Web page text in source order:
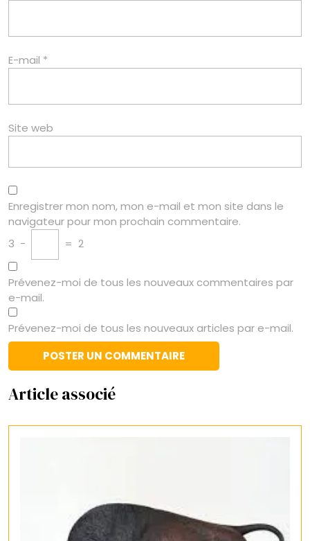
E-mail *
Site web
Enregistrer mon nom, mon e-mail et mon site dans le
navigateur pour mon prochain commentaire.
3 − = 2
Prévenez-moi de tous les nouveaux commentaires par
e-mail.
Prévenez-moi de tous les nouveaux articles par e-mail.
Article associé